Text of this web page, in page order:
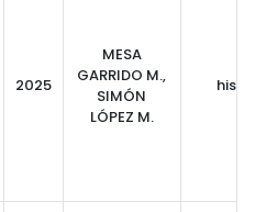
2025
MESA
GARRIDO M.,
SIMÓN
LÓPEZ M.
historia